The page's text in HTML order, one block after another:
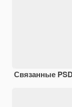
Связанные